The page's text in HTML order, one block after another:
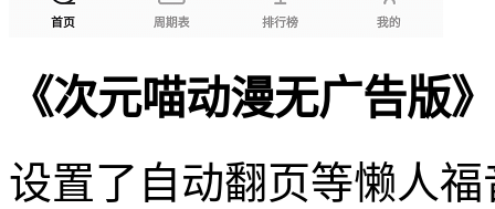
《次元喵动漫无广告版
设置了自动翻页等懒人